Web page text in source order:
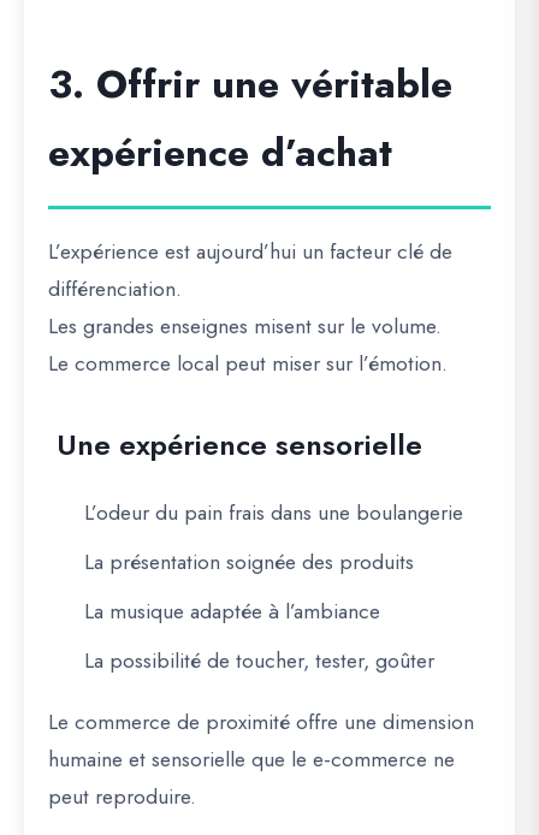
3. Offrir une véritable
expérience d’achat
L’expérience est aujourd’hui un facteur clé de
différenciation.
Les grandes enseignes misent sur le volume.
Le commerce local peut miser sur l’émotion.
Une expérience sensorielle
L’odeur du pain frais dans une boulangerie
La présentation soignée des produits
La musique adaptée à l’ambiance
La possibilité de toucher, tester, goûter
Le commerce de proximité offre une dimension
humaine et sensorielle que le e-commerce ne
peut reproduire.